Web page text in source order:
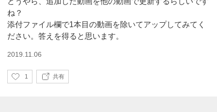
ね？
添付ファイル欄で1本目の動画を除いてアップしてみてく
ださい。答えを得ると思います。
2019.11.06
い
1 共有